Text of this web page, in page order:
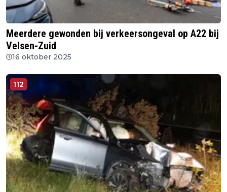
Meerdere gewonden bij verkeersongeval op A22 bij
Velsen-Zuid
16 oktober 2025
112